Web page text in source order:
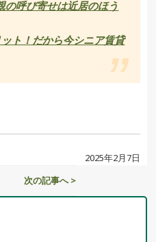
の呼び寄せは近居のほう
ト！だから今シニア賃貸
2025年2月7日
次の記事へ >